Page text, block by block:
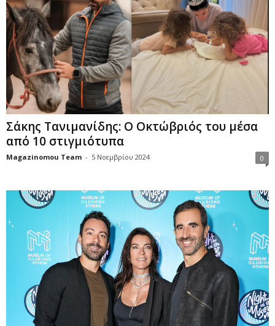
Σάκης Τανιμανίδης: Ο Οκτώβριός του μέσα
από 10 στιγμιότυπα
Magazinomou Team - 5 Νοεμβρίου 2024 0